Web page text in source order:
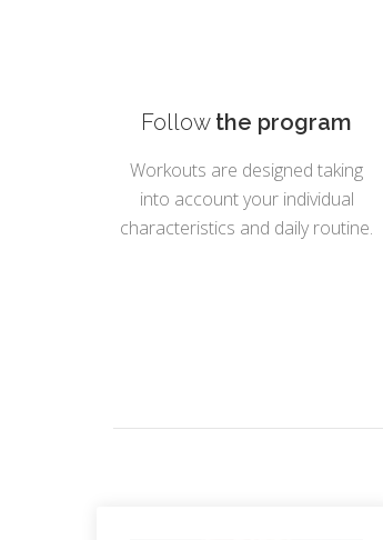
Follow the program
Workouts are designed taking
into account your individual
characteristics and daily routine.